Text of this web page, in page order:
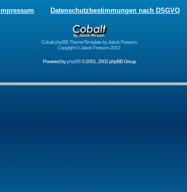
Impressum Datenschutzbestimmungen nach DSGVO
Cobalt phpBB Theme/Template by Jakob Persson.
Copyright © Jakob Persson 2002.
Powered byphpBB© 2001, 2002 phpBB Group